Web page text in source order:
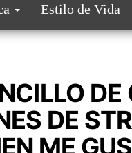
Estilo de Vida
DE
DE
ME